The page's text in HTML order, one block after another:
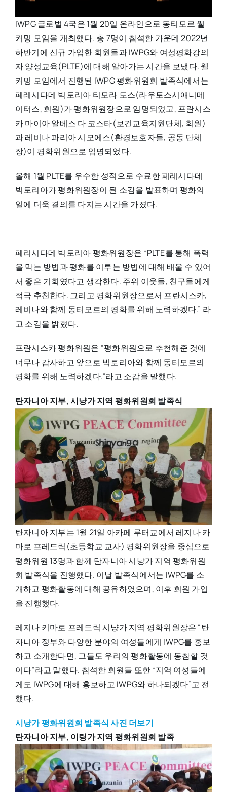
IWPG 글로벌 4국은 1월 20일 온라인으로 동티모르 웰
커밍 모임을 개최했다. 총 7명이 참석한 가운데 2022년
하반기에 신규 가입한 회원들과 IWPG와 여성평화강의
자 양성교육(PLTE)에 대해 알아가는 시간을 보냈다. 웰
커밍 모임에서 진행된 IWPG 평화위원회 발족식에서는
페레시다데 빅토리아 티모라 도스(라우토스시애니메
이터스, 회원)가 평화위원장으로 임명되었고, 프란시스
카 마이아 알베스 다 코스타(보건교육지원단체, 회원)
과 레비나 파리아 시모에스(환경보호자들, 공동 단체
장)이 평화위원으로 임명되었다.
올해 1월 PLTE를 우수한 성적으로 수료한 페레시다데
빅토리아가 평화위원장이 된 소감을 발표하며 평화의
일에 더욱 결의를 다지는 시간을 가졌다.
페리시다데 빅토리아 평화위원장은 “PLTE를 통해 폭력
을 막는 방법과 평화를 이루는 방법에 대해 배울 수 있어
서 좋은 기회였다고 생각한다. 주위 이웃들, 친구들에게
적극 추천한다. 그리고 평화위원장으로서 프란시스카,
레비나와 함께 동티모르의 평화를 위해 노력하겠다.” 라
고 소감을 밝혔다.
프란시스카 평화위원은 “평화위원으로 추천해준 것에
너무나 감사하고 앞으로 빅토리아와 함께 동티모르의
평화를 위해 노력하겠다.”라고 소감을 말했다.
탄자니아 지부, 시냥가 지역 평화위원회 발족식
탄자니아 지부는 1월 21일 아카페 루터교에서 레지나 카
마로 프레드릭(초등학교 교사) 평화위원장을 중심으로
평화위원 13명과 함께 탄자니아 시냥가 지역 평화위원
회 발족식을 진행했다. 이날 발족식에서는 IWPG를 소
개하고 평화활동에 대해 공유하였으며, 이후 회원 가입
을 진행했다.
레지나 키마로 프레드릭 시냥가 지역 평화위원장은 “탄
자니아 정부와 다양한 분야의 여성들에게 IWPG를 홍보
하고 소개한다면, 그들도 우리의 평화활동에 동참할 것
이다”라고 말했다. 참석한 회원들 또한 “지역 여성들에
게도 IWPG에 대해 홍보하고 IWPG와 하나되겠다”고 전
했다.
시냥가 평화위원회 발족식 사진 더보기
탄자니아 지부, 이링가 지역 평화위원회 발족